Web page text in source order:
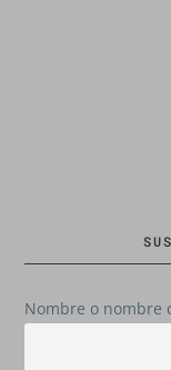
Nombre o nombre